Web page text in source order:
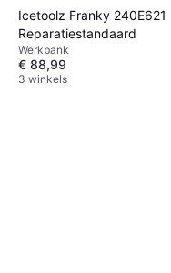
Icetoolz Franky 240E621
Reparatiestandaard
Werkbank
€ 88,99
3 winkels